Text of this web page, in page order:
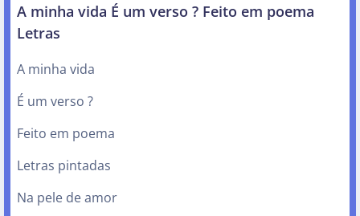
A minha vida É um verso ? Feito em poema
Letras
A minha vida
É um verso ?
Feito em poema
Letras pintadas
Na pele de amor